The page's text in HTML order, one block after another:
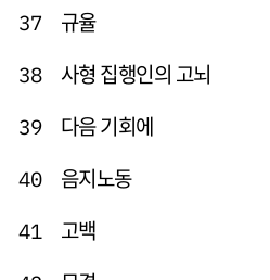
37 규율
38 사형 집행인의 고뇌
39 다음 기회에
40 음지노동
41 고백